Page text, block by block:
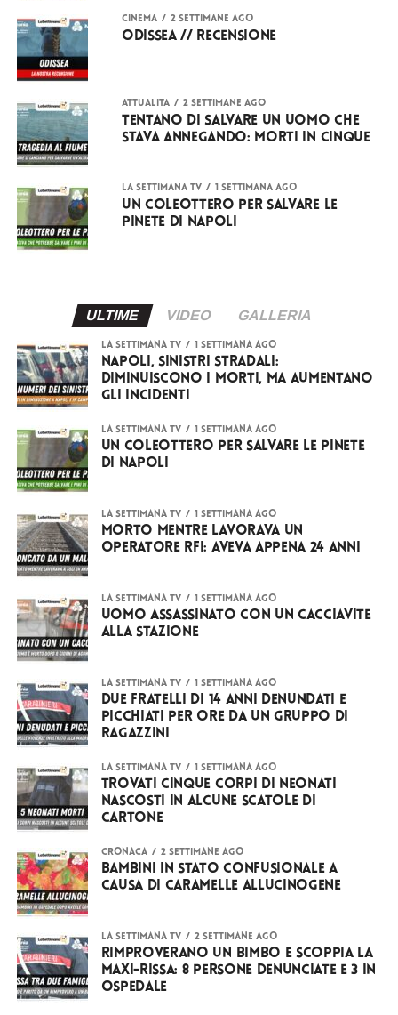
CINEMA 2 settimane ago
Odissea // RECENSIONE
ATTUALITÀ 2 settimane ago
Tentano di salvare un uomo che
stava annegando: morti in cinque
LA SETTIMANA TV 1 settimana ago
Un coleottero per salvare le
pinete di Napoli
ULTIME VIDEO GALLERIA
LA SETTIMANA TV 1 settimana ago
Napoli, sinistri stradali:
diminuiscono i morti, ma aumentano
gli incidenti
LA SETTIMANA TV 1 settimana ago
Un coleottero per salvare le pinete
di Napoli
LA SETTIMANA TV 1 settimana ago
Morto mentre lavorava un
operatore RFI: aveva appena 24 anni
LA SETTIMANA TV 1 settimana ago
Uomo assassinato con un cacciavite
alla stazione
LA SETTIMANA TV 1 settimana ago
Due fratelli di 14 anni denundati e
picchiati per ore da un gruppo di
ragazzini
LA SETTIMANA TV 1 settimana ago
Trovati cinque corpi di neonati
nascosti in alcune scatole di
cartone
CRONACA 2 settimane ago
Bambini in stato confusionale a
causa di caramelle allucinogene
LA SETTIMANA TV 2 settimane ago
Rimproverano un bimbo e scoppia la
maxi-rissa: 8 persone denunciate e 3 in
ospedale